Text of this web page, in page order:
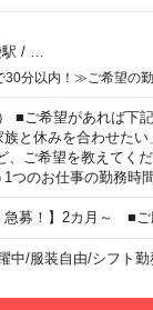
/
分以内！≫ご希望の勤
■ご希望があれば下
と休みを合わせた
、ご希望を教えてく
つのお仕事の勤務時
急募！】2カ月～ ■
中/服装自由/シフト勤